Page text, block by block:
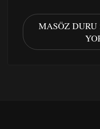
MASÖZ